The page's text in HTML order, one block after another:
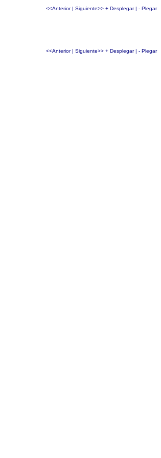
<<Anterior| Siguiente>> + Desplegar| - Plegar
<<Anterior| Siguiente>> + Desplegar| - Plegar